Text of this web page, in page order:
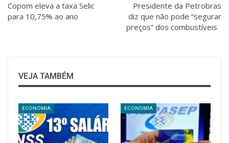
Copom eleva a taxa Selic
para 10,75% ao ano
Presidente da Petrobras
diz que não pode “segurar
preços” dos combustíveis
VEJA TAMBÉM
ECONOMIA ECONOMIA